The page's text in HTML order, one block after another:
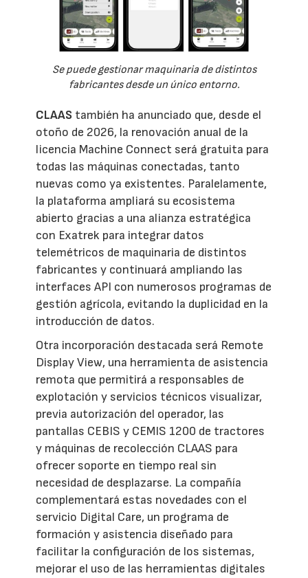
Se puede gestionar maquinaria de distintos
fabricantes desde un único entorno.
CLAAS también ha anunciado que, desde el
otoño de 2026, la renovación anual de la
licencia Machine Connect será gratuita para
todas las máquinas conectadas, tanto
nuevas como ya existentes. Paralelamente,
la plataforma ampliará su ecosistema
abierto gracias a una alianza estratégica
con Exatrek para integrar datos
telemétricos de maquinaria de distintos
fabricantes y continuará ampliando las
interfaces API con numerosos programas de
gestión agrícola, evitando la duplicidad en la
introducción de datos.
Otra incorporación destacada será Remote
Display View, una herramienta de asistencia
remota que permitirá a responsables de
explotación y servicios técnicos visualizar,
previa autorización del operador, las
pantallas CEBIS y CEMIS 1200 de tractores
y máquinas de recolección CLAAS para
ofrecer soporte en tiempo real sin
necesidad de desplazarse. La compañía
complementará estas novedades con el
servicio Digital Care, un programa de
formación y asistencia diseñado para
facilitar la configuración de los sistemas,
mejorar el uso de las herramientas digitales